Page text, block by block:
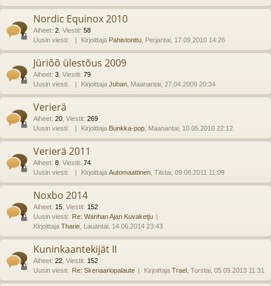
Nordic Equinox 2010
Aiheet: 2 Viestit: 58
Uusin viesti:
Kirjoittaja Pahistonttu , Perjantai, 17.09.2010 14:26
Jüriõõ ülestõus 2009
Aiheet: 3 Viestit: 79
Uusin viesti:
Kirjoittaja Juhan , Maanantai, 27.04.2009 20:34
Verierä
Aiheet: 20 Viestit: 269
Uusin viesti:
Kirjoittaja Bunkka-pop , Maanantai, 10.05.2010 22:12
Verierä 2011
Aiheet: 8 Viestit: 74
Uusin viesti:
Kirjoittaja Automaattinen , Tiistai, 09.08.2011 11:09
Noxbo 2014
Aiheet: 15 Viestit: 152
Uusin viesti: Re: Wanhan Ajan Kuvaketju
Kirjoittaja Tharie , Lauantai, 14.06.2014 23:43
Kuninkaantekijät II
Aiheet: 22 Viestit: 152
Uusin viesti: Re: Skenaariopalaute Kirjoittaja Trael , Torstai, 05.09.2013 11:31